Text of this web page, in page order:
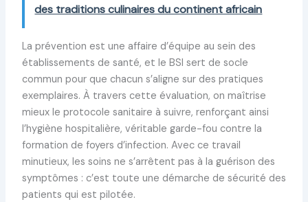
des traditions culinaires du continent africain
La prévention est une affaire d’équipe au sein des
établissements de santé, et le BSI sert de socle
commun pour que chacun s’aligne sur des pratiques
exemplaires. À travers cette évaluation, on maîtrise
mieux le protocole sanitaire à suivre, renforçant ainsi
l’hygiène hospitalière, véritable garde-fou contre la
formation de foyers d’infection. Avec ce travail
minutieux, les soins ne s’arrêtent pas à la guérison des
symptômes : c’est toute une démarche de sécurité des
patients qui est pilotée.